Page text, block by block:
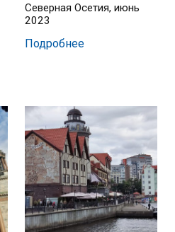
Северная Осетия, июнь
2023
Подробнее